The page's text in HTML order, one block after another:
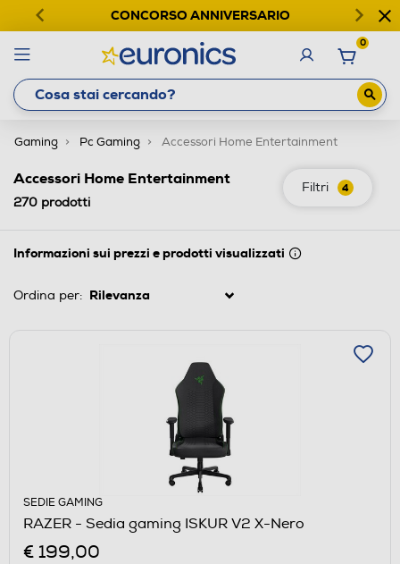
CONCORSO ANNIVERSARIO
0
Gaming Pc Gaming Accessori Home Entertainment
Filtri 4
Accessori Home Entertainment
270 prodotti
Informazioni sui prezzi e prodotti visualizzati
Ordina per:
SEDIE GAMING
RAZER - Sedia gaming ISKUR V2 X-Nero
€ 199,00